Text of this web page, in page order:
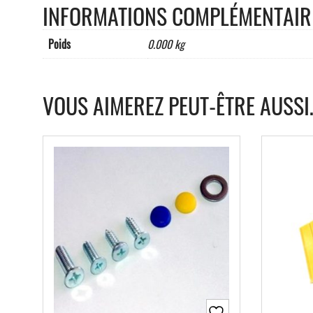
INFORMATIONS
Poids 0.000 kg
VOUS AIMEREZ PEUT-ÊTRE